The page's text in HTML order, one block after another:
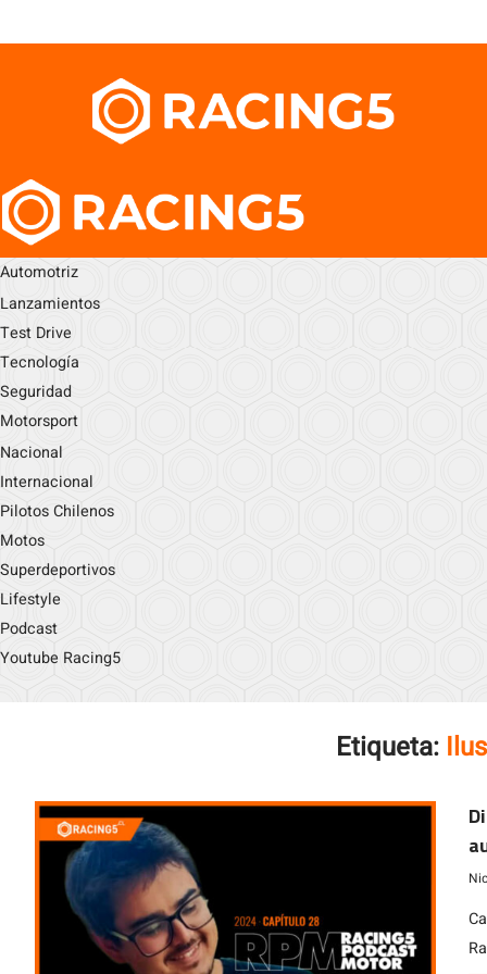
Automotriz
Lanzamientos
Test Drive
Tecnología
Seguridad
Motorsport
Nacional
Internacional
Pilotos Chilenos
Motos
Superdeportivos
Lifestyle
Podcast
Youtube Racing5
Etiqueta: